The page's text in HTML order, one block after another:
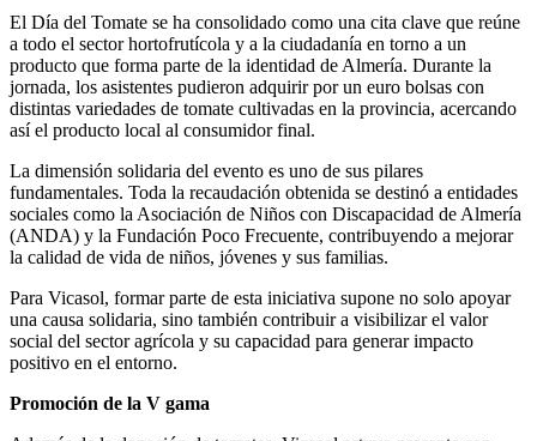
El Día del Tomate se ha consolidado como una cita clave que reúne
a todo el sector hortofrutícola y a la ciudadanía en torno a un
producto que forma parte de la identidad de Almería. Durante la
jornada, los asistentes pudieron adquirir por un euro bolsas con
distintas variedades de tomate cultivadas en la provincia, acercando
así el producto local al consumidor final.
La dimensión solidaria del evento es uno de sus pilares
fundamentales. Toda la recaudación obtenida se destinó a entidades
sociales como la Asociación de Niños con Discapacidad de Almería
(ANDA) y la Fundación Poco Frecuente, contribuyendo a mejorar
la calidad de vida de niños, jóvenes y sus familias.
Para Vicasol, formar parte de esta iniciativa supone no solo apoyar
una causa solidaria, sino también contribuir a visibilizar el valor
social del sector agrícola y su capacidad para generar impacto
positivo en el entorno.
Promoción de la V gama